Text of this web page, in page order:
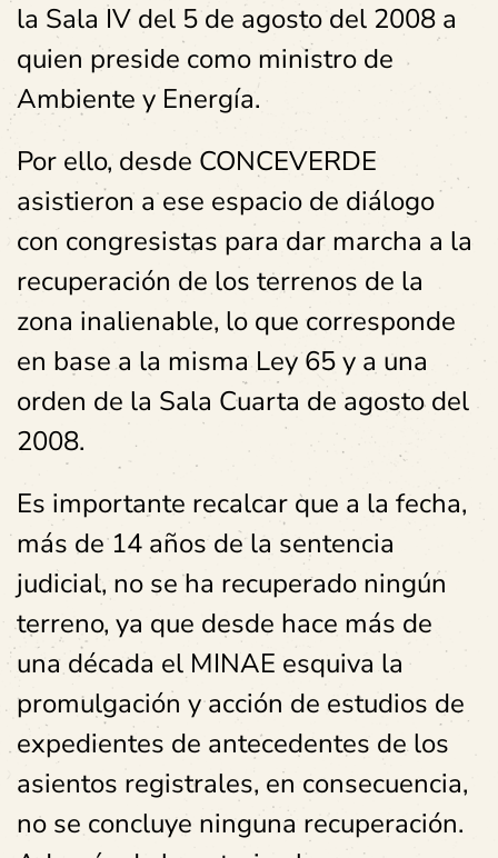
la Sala IV del 5 de agosto del 2008 a
quien preside como ministro de
Ambiente y Energía.
Por ello, desde CONCEVERDE
asistieron a ese espacio de diálogo
con congresistas para dar marcha a la
recuperación de los terrenos de la
zona inalienable, lo que corresponde
en base a la misma Ley 65 y a una
orden de la Sala Cuarta de agosto del
2008.
Es importante recalcar que a la fecha,
más de 14 años de la sentencia
judicial, no se ha recuperado ningún
terreno, ya que desde hace más de
una década el MINAE esquiva la
promulgación y acción de estudios de
expedientes de antecedentes de los
asientos registrales, en consecuencia,
no se concluye ninguna recuperación.